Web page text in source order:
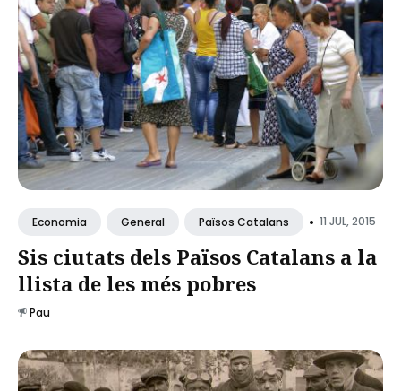
Economia General Països Catalans • 11 JUL, 2015
Sis ciutats dels Països Catalans a la
llista de les més pobres
Pau